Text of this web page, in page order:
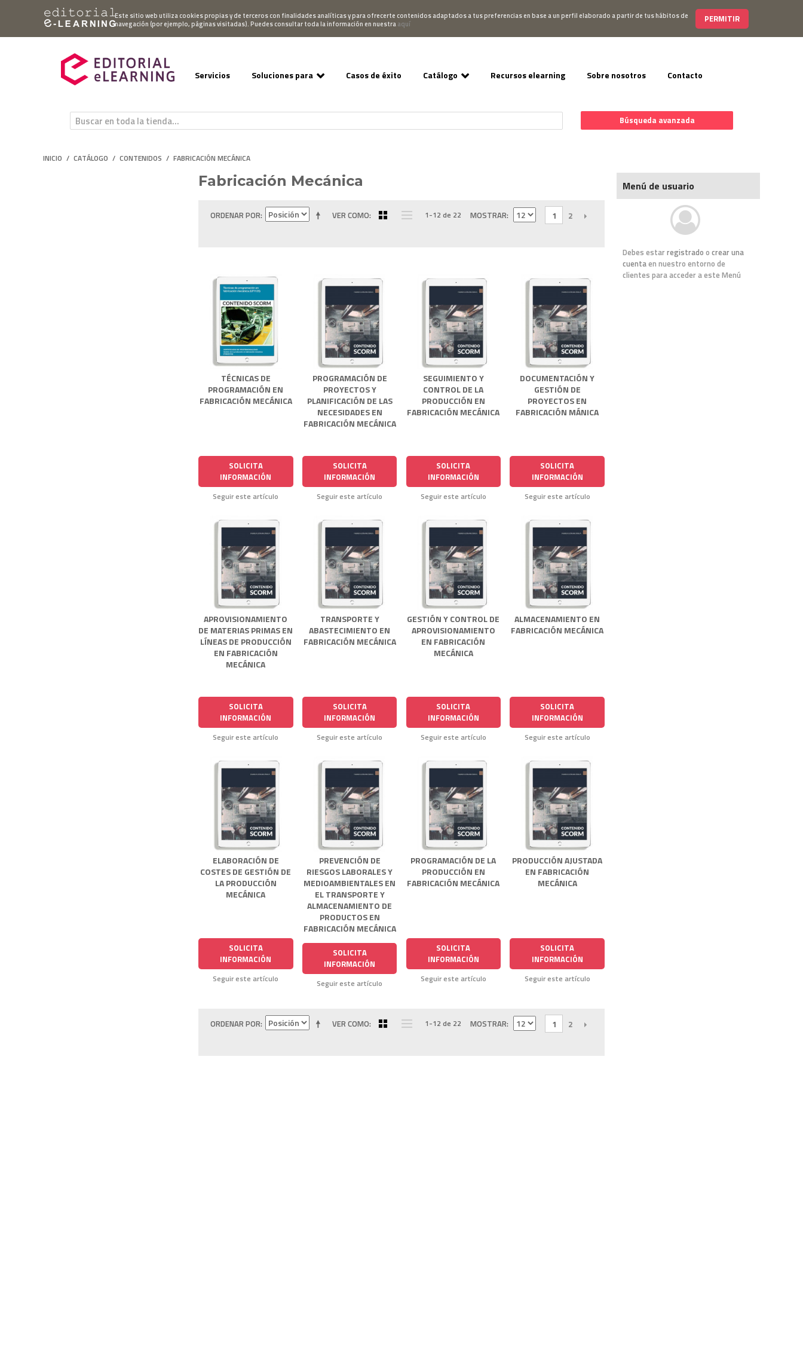
Mi cuenta Pedido Acceso Campus 952 007 747 hablanos@editorialelearning.com +34 644 056 327
Servicios Soluciones para Casos de éxito Catálogo Recursos elearning Sobre nosotros Contacto
Búsqueda avanzada
INICIO / CATÁLOGO / CONTENIDOS / FABRICACIÓN MECÁNICA
Fabricación Mecánica
VER COMO
ORDENAR POR 1-12 de 22 MOSTRAR 1 2 SIGUIENTE
TÉCNICAS DE
PROGRAMACIÓN EN
FABRICACIÓN MECÁNICA
SOLICITA
INFORMACIÓN
Seguir este artículo
PROGRAMACIÓN DE
PROYECTOS Y
PLANIFICACIÓN DE LAS
NECESIDADES EN
FABRICACIÓN MECÁNICA
SOLICITA
INFORMACIÓN
Seguir este artículo
SEGUIMIENTO Y
CONTROL DE LA
PRODUCCIÓN EN
FABRICACIÓN MECÁNICA
SOLICITA
INFORMACIÓN
Seguir este artículo
DOCUMENTACIÓN Y
GESTIÓN DE
PROYECTOS EN
FABRICACIÓN MÁNICA
SOLICITA
INFORMACIÓN
Seguir este artículo
APROVISIONAMIENTO
DE MATERIAS PRIMAS EN
LÍNEAS DE PRODUCCIÓN
EN FABRICACIÓN
MECÁNICA
SOLICITA
INFORMACIÓN
Seguir este artículo
TRANSPORTE Y
ABASTECIMIENTO EN
FABRICACIÓN MECÁNICA
SOLICITA
INFORMACIÓN
Seguir este artículo
GESTIÓN Y CONTROL DE
APROVISIONAMIENTO
EN FABRICACIÓN
MECÁNICA
SOLICITA
INFORMACIÓN
Seguir este artículo
ALMACENAMIENTO EN
FABRICACIÓN MECÁNICA
SOLICITA
INFORMACIÓN
Seguir este artículo
ELABORACIÓN DE
COSTES DE GESTIÓN DE
LA PRODUCCIÓN
MECÁNICA
SOLICITA
INFORMACIÓN
Seguir este artículo
PREVENCIÓN DE
RIESGOS LABORALES Y
MEDIOAMBIENTALES EN
EL TRANSPORTE Y
ALMACENAMIENTO DE
PRODUCTOS EN
FABRICACIÓN MECÁNICA
SOLICITA
INFORMACIÓN
Seguir este artículo
PROGRAMACIÓN DE LA
PRODUCCIÓN EN
FABRICACIÓN MECÁNICA
SOLICITA
INFORMACIÓN
Seguir este artículo
PRODUCCIÓN AJUSTADA
EN FABRICACIÓN
MECÁNICA
SOLICITA
INFORMACIÓN
Seguir este artículo
VER COMO
ORDENAR POR 1-12 de 22 MOSTRAR 1 2 SIGUIENTE
Menú de usuario
Debes estarregistrado ocrear una
cuentaen nuestro entorno de
clientes para acceder a este Menú
Este sitio web utiliza cookies propias y de terceros con finalidades analíticas y para ofrecerte contenidos adaptados a tus preferencias en base a un perfil elaborado a partir de tus hábitos de
navegación (por ejemplo, páginas visitadas). Puedes consultar toda la información en nuestraaquí PERMITIR